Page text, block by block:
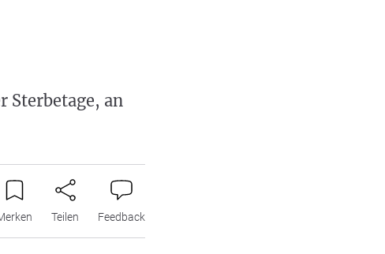
Sterbetage, an
Teilen Feedback